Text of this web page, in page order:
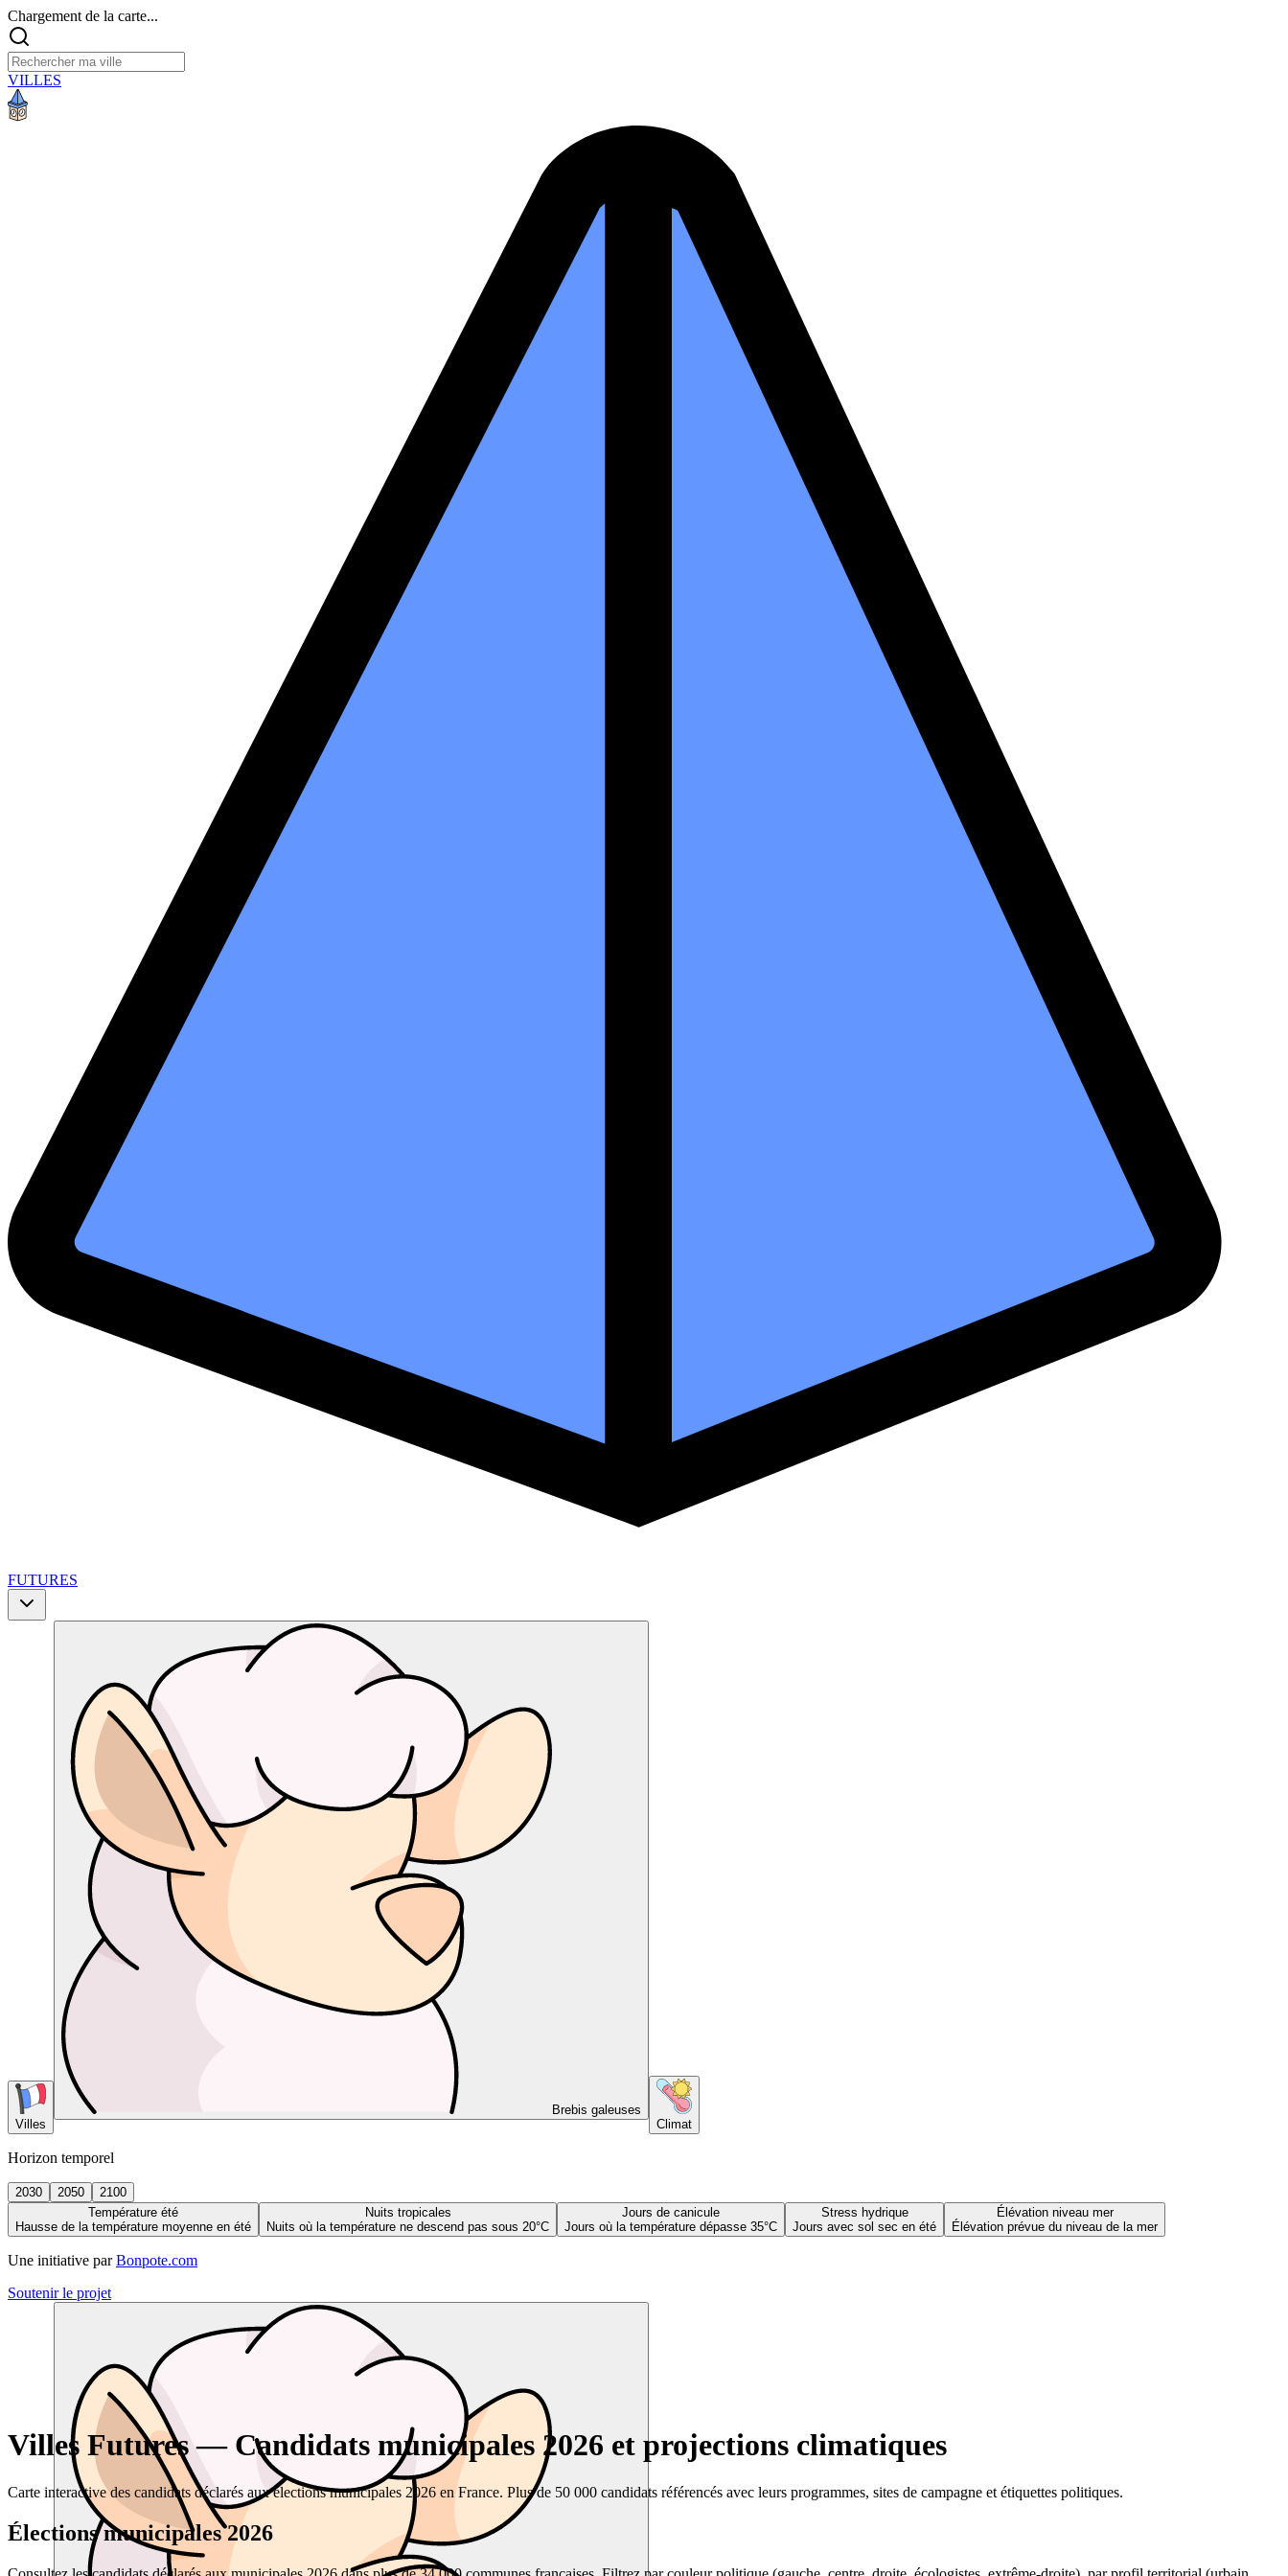
Chargement de la carte...
VILLES
FUTURES
Villes
Brebis galeuses
Climat
Horizon temporel
2030 2050
2100
Température été
Hausse de la température moyenne en été
Nuits tropicales
Nuits où la température ne descend pas sous 20°C
Jours de canicule
Jours où la température dépasse 35°C
Stress hydrique
Jours avec sol sec en été
Élévation niveau mer
Élévation prévue du niveau de la mer
Une initiative par Bonpote.com
Soutenir le projet
Villes Futures — Candidats municipales 2026 et projections climatiques
Carte interactive des candidats déclarés aux élections municipales 2026 en France. Plus de 50 000 candidats référencés avec leurs programmes, sites de campagne et étiquettes politiques.
Élections municipales 2026